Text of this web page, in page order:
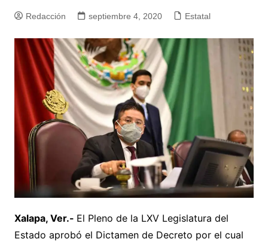
Redacción septiembre 4, 2020 Estatal
Xalapa, Ver.- El Pleno de la LXV Legislatura del
Estado aprobó el Dictamen de Decreto por el cual